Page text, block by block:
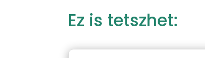
Ez is tetszhet: